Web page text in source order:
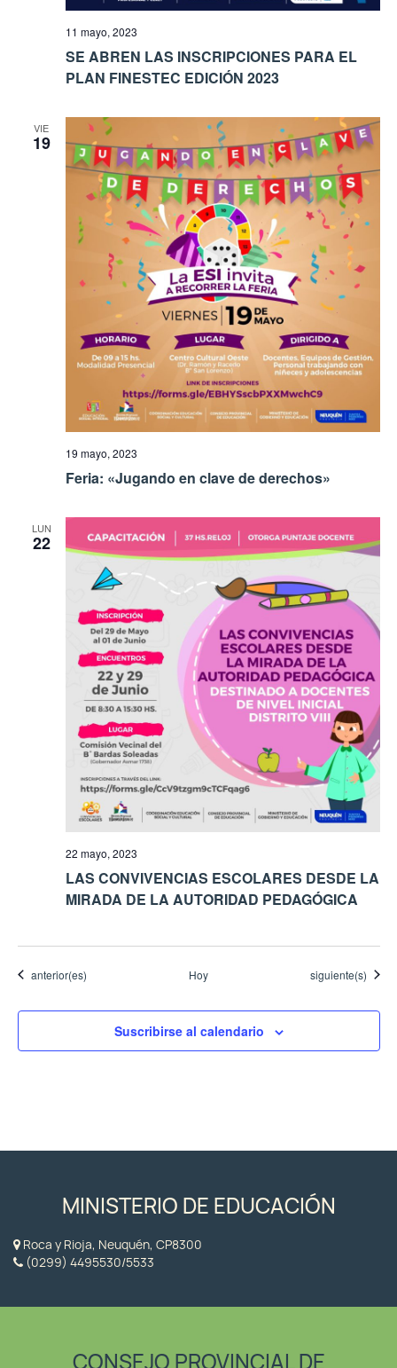
11 mayo, 2023
SE ABREN LAS INSCRIPCIONES PARA EL
PLAN FINESTEC EDICIÓN 2023
VIE
19
19 mayo, 2023
Feria: «Jugando en clave de derechos»
LUN
22
22 mayo, 2023
LAS CONVIVENCIAS ESCOLARES DESDE LA
MIRADA DE LA AUTORIDAD PEDAGÓGICA
Eventos
anterior(es) Hoy Eventos
siguiente(s)
Suscribirse al calendario
MINISTERIO DE EDUCACIÓN
Roca y Rioja, Neuquén, CP8300
(0299) 4495530/5533
CONSEJO PROVINCIAL DE